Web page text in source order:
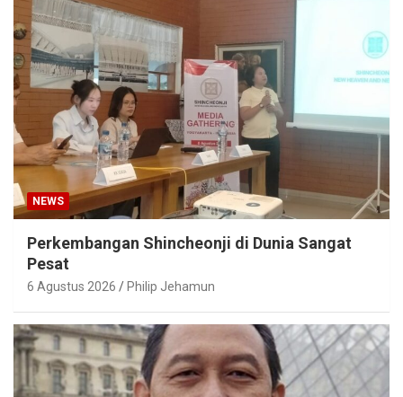
NEWS
Perkembangan Shincheonji di Dunia Sangat
Pesat
6 Agustus 2026 Philip Jehamun